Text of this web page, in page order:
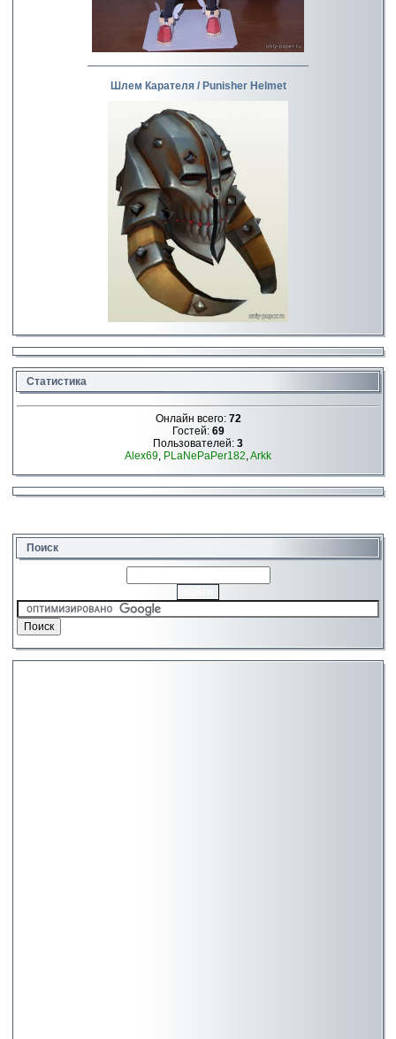
Шлем Карателя / Punisher Helmet
Статистика
Онлайн всего: 72
Гостей: 69
Пользователей: 3
Alex69, PLaNePaPer182,Arkk
Поиск